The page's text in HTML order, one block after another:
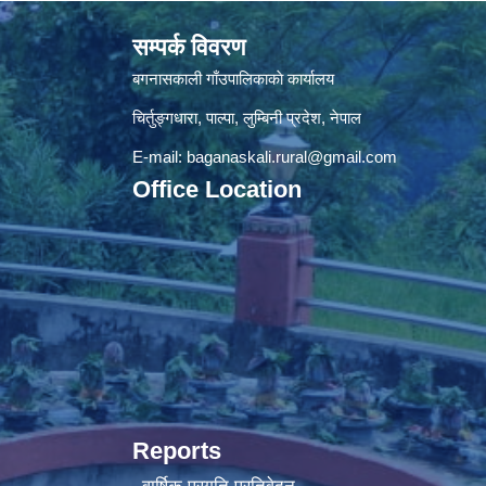
सम्पर्क विवरण
बगनासकाली गाँउपालिकाकाे कार्यालय
चिर्तुङ्गधारा, पाल्पा, लुम्बिनी प्रदेश, नेपाल
E-mail:baganaskali.rural@gmail.com
Office Location
Reports